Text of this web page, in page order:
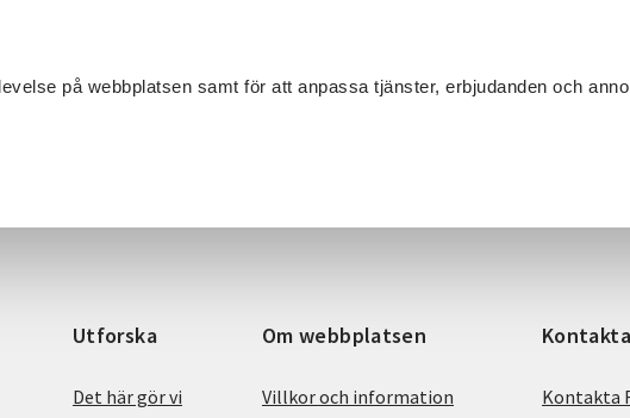
på webbplatsen samt för att anpassa tjänster, erbjudanden och
Utforska
Det här gör vi
Om webbplatsen
Villkor och information
Kontakta